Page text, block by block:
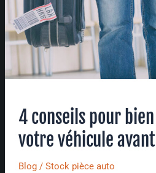
4 conseils pour
votre véhicule
Blog/ Stock pièce auto
avant
un
voyage